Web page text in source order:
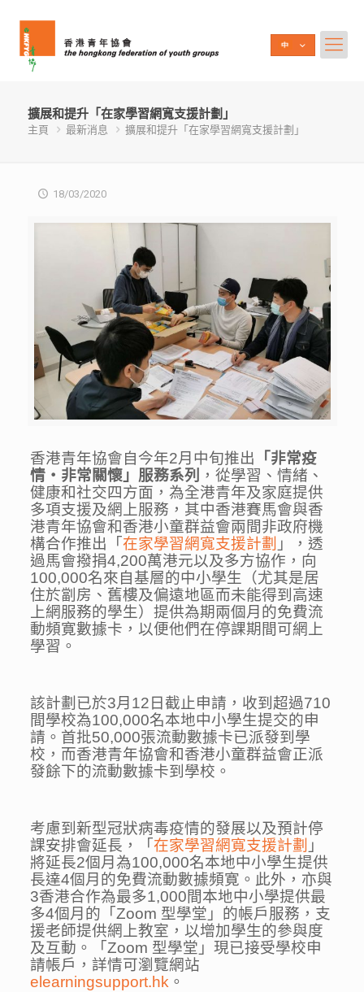
擴展和提升「在家學習網寬支援計劃」
主頁 最新消息 擴展和提升「在家學習網寬支援計劃」
18/03/2020
香港青年協會自今年2月中旬推出
「非常疫
情・非常關懷」服務系列 ，從學習、情緒、
健康和社交四方面，為全港青年及家庭提供
多項支援及網上服務，其中香港賽馬會與香
港青年協會和香港小童群益會兩間非政府機
構合作推出「在家學習網寬支援計劃 」，透
過馬會撥捐4,200萬港元以及多方協作，向
100,000名來自基層的中小學生（尤其是居
住於劏房、舊樓及偏遠地區而未能得到高速
上網服務的學生）提供為期兩個月的免費流
動頻寛數據卡，以便他們在停課期間可網上
學習。
該計劃已於3月12日截止申請，收到超過710
間學校為100,000名本地中小學生提交的申
請。首批50,000張流動數據卡已派發到學
校，而香港青年協會和香港小童群益會正派
發餘下的流動數據卡到學校。
考慮到新型冠狀病毒疫情的發展以及預計停
課安排會延長，「在家學習網寬支援計劃 」
將延長2個月為100,000名本地中小學生提供
長達4個月的免費流動數據頻寛。此外，亦與
3香港合作為最多1,000間本地中小學提供最
多4個月的「Zoom 型學堂」的帳戶服務，支
援老師提供網上教室，以增加學生的參與度
及互動。「Zoom 型學堂」現已接受學校申
請帳戶，詳情可瀏覽網站
elearningsupport.hk 。